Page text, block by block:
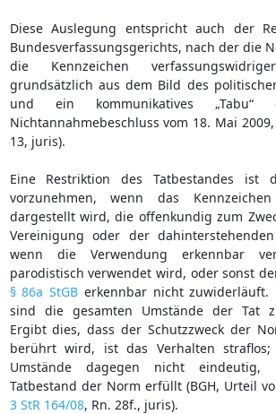
Diese Auslegung entspricht auch der
Bundesverfassungsgerichts, nach der die
die Kennzeichen
grundsätzlich aus dem Bild des
und ein kommunikatives „Tabu“
Nichtannahmebeschluss vom 18. Mai 2009,
13, juris).
Eine Restriktion des Tatbestandes ist
vorzunehmen, wenn das
dargestellt wird, die offenkundig zum
Vereinigung oder der
wenn die Verwendung erkennbar
parodistisch verwendet wird, oder sonst
§ 86a StGB erkennbar nicht zuwiderläuft.
sind die gesamten Umstände der Tat
Ergibt dies, dass der Schutzzweck der
berührt wird, ist das Verhalten
Umstände dagegen nicht
Tatbestand der Norm erfüllt (BGH, Urteil
3 StR 164/08, Rn. 28f., juris).